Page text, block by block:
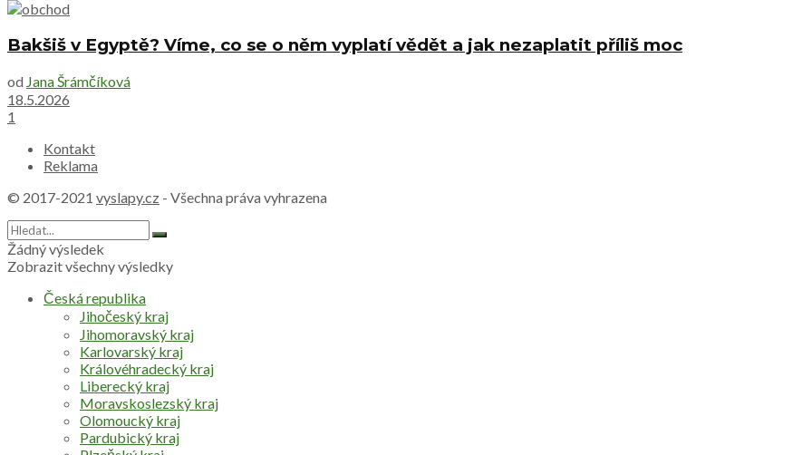
Bakšiš v Egyptě? Víme, co se o něm vyplatí vědět a jak nezaplatit příliš moc
od Jana Šrámčíková
18.5.2026
1
Kontakt
Reklama
© 2017-2021 vyslapy.cz - Všechna práva vyhrazena
Žádný výsledek
Zobrazit všechny výsledky
Česká republika
Jihočeský kraj
Jihomoravský kraj
Karlovarský kraj
Královéhradecký kraj
Liberecký kraj
Moravskoslezský kraj
Olomoucký kraj
Pardubický kraj